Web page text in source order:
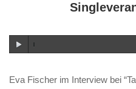
Eva Fischer im Interview bei